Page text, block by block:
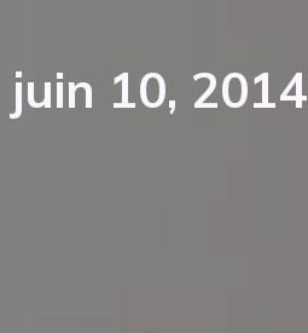
juin 10, 2014